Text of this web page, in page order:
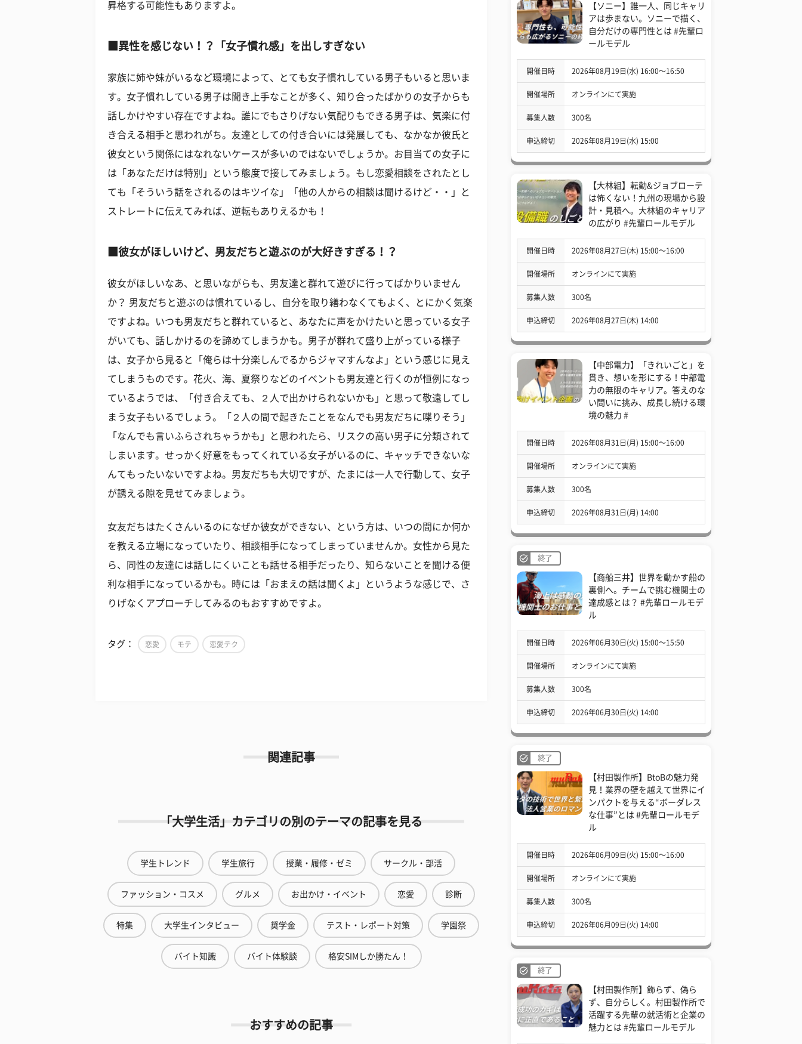
昇格する可能性もありますよ。
■異性を感じない！？「女子慣れ感」を出しすぎない
家族に姉や妹がいるなど環境によって、とても女子慣れしている男子もいると思いま
す。女子慣れしている男子は聞き上手なことが多く、知り合ったばかりの女子からも
話しかけやすい存在ですよね。誰にでもさりげない気配りもできる男子は、気楽に付
き合える相手と思われがち。友達としての付き合いには発展しても、なかなか彼氏と
彼女という関係にはなれないケースが多いのではないでしょうか。お目当ての女子に
は「あなただけは特別」という態度で接してみましょう。もし恋愛相談をされたとし
ても「そういう話をされるのはキツイな」「他の人からの相談は聞けるけど・・」と
ストレートに伝えてみれば、逆転もありえるかも！
■彼女がほしいけど、男友だちと遊ぶのが大好きすぎる！？
彼女がほしいなあ、と思いながらも、男友達と群れて遊びに行ってばかりいません
か？ 男友だちと遊ぶのは慣れているし、自分を取り繕わなくてもよく、とにかく気楽
ですよね。いつも男友だちと群れていると、あなたに声をかけたいと思っている女子
がいても、話しかけるのを諦めてしまうかも。男子が群れて盛り上がっている様子
は、女子から見ると「俺らは十分楽しんでるからジャマすんなよ」という感じに見え
てしまうものです。花火、海、夏祭りなどのイベントも男友達と行くのが恒例になっ
ているようでは、「付き合えても、２人で出かけられないかも」と思って敬遠してし
まう女子もいるでしょう。「２人の間で起きたことをなんでも男友だちに喋りそう」
「なんでも言いふらされちゃうかも」と思われたら、リスクの高い男子に分類されて
しまいます。せっかく好意をもってくれている女子がいるのに、キャッチできないな
んてもったいないですよね。男友だちも大切ですが、たまには一人で行動して、女子
が誘える隙を見せてみましょう。
女友だちはたくさんいるのになぜか彼女ができない、という方は、いつの間にか何か
を教える立場になっていたり、相談相手になってしまっていませんか。女性から見た
ら、同性の友達には話しにくいことも話せる相手だったり、知らないことを聞ける便
利な相手になっているかも。時には「おまえの話は聞くよ」というような感じで、さ
りげなくアプローチしてみるのもおすすめですよ。
タグ： 恋愛 モテ 恋愛テク
関連記事
「大学生活」カテゴリの別のテーマの記事を見る
学生トレンド 学生旅行 授業・履修・ゼミ サークル・部活
ファッション・コスメ グルメ お出かけ・イベント 恋愛 診断
特集 大学生インタビュー 奨学金 テスト・レポート対策 学園祭
バイト知識 バイト体験談 格安SIMしか勝たん！
おすすめの記事
【ソニー】誰一人、同じキャリ
アは歩まない。ソニーで描く、
自分だけの専門性とは #先輩ロ
ールモデル
開催日時 2026年08月19日(水) 16:00〜16:50
開催場所 オンラインにて実施
募集人数 300名
申込締切 2026年08月19日(水) 15:00
【大林組】転勤&ジョブローテ
は怖くない！九州の現場から設
計・見積へ。大林組のキャリア
の広がり #先輩ロールモデル
開催日時 2026年08月27日(木) 15:00〜16:00
開催場所 オンラインにて実施
募集人数 300名
申込締切 2026年08月27日(木) 14:00
【中部電力】「きれいごと」を
貫き、想いを形にする！中部電
力の無限のキャリア。答えのな
い問いに挑み、成長し続ける環
境の魅力 #
開催日時 2026年08月31日(月) 15:00〜16:00
開催場所 オンラインにて実施
募集人数 300名
申込締切 2026年08月31日(月) 14:00
終了
【商船三井】世界を動かす船の
裏側へ。チームで挑む機関士の
達成感とは？ #先輩ロールモデ
ル
開催日時 2026年06月30日(火) 15:00〜15:50
開催場所 オンラインにて実施
募集人数 300名
申込締切 2026年06月30日(火) 14:00
終了
【村田製作所】BtoBの魅力発
見！業界の壁を越えて世界にイ
ンパクトを与える“ボーダレス
な仕事”とは #先輩ロールモデ
ル
開催日時 2026年06月09日(火) 15:00〜16:00
開催場所 オンラインにて実施
募集人数 300名
申込締切 2026年06月09日(火) 14:00
終了
【村田製作所】飾らず、偽ら
ず、自分らしく。村田製作所で
活躍する先輩の就活術と企業の
魅力とは #先輩ロールモデル